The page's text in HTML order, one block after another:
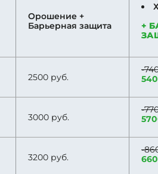
Орошение +
Барьерная защита
+
2500 руб.
-
3000 руб.
-
3200 руб.
-